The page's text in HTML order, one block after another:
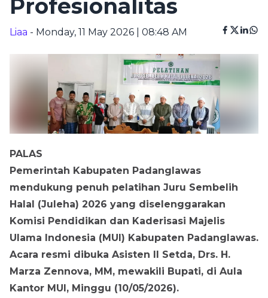
Profesionalitas
Liaa - Monday, 11 May 2026 | 08:48 AM
PALAS
Pemerintah Kabupaten Padanglawas
mendukung penuh pelatihan Juru Sembelih
Halal (Juleha) 2026 yang diselenggarakan
Komisi Pendidikan dan Kaderisasi Majelis
Ulama Indonesia (MUI) Kabupaten Padanglawas.
Acara resmi dibuka Asisten II Setda, Drs. H.
Marza Zennova, MM, mewakili Bupati, di Aula
Kantor MUI, Minggu (10/05/2026).